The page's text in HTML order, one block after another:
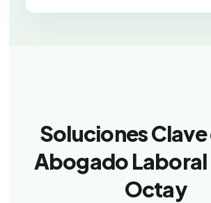
Soluciones Clave
Abogado
Octay